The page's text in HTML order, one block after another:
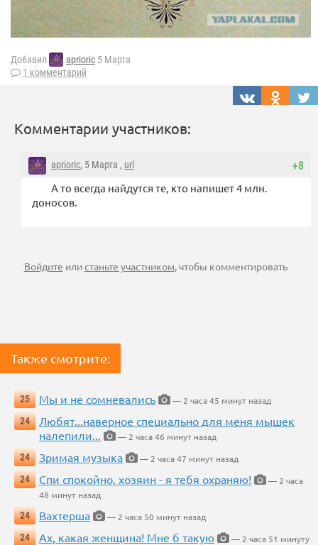
Добавил aprioric 5 Марта
1 комментарий
Комментарии участников:
+8
aprioric, 5 Марта , url
А то всегда найдутся те, кто напишет 4 млн.
доносов.
Войдите илистаньте участником, чтобы комментировать
Также смотрите:
25 Мы и не сомневались
— 2 часа 45 минут назад
24
Любят...наверное специально для меня мышек
налепили...
— 2 часа 46 минут назад
24
Зримая музыка
— 2 часа 47 минут назад
24
Спи спокойно, хозяин - я тебя охраняю!
— 2 часа
48 минут назад
24
Вахтерша
— 2 часа 50 минут назад
24
Ах, какая женщина! Мне б такую
— 2 часа 51 минуту